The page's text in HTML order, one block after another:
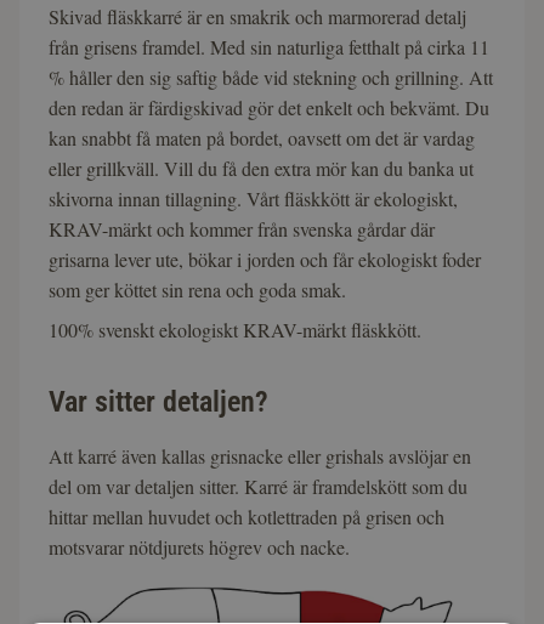
Skivad fläskkarré är en smakrik och marmorerad detalj
från grisens framdel. Med sin naturliga fetthalt på cirka 11
% håller den sig saftig både vid stekning och grillning. Att
den redan är färdigskivad gör det enkelt och bekvämt. Du
kan snabbt få maten på bordet, oavsett om det är vardag
eller grillkväll. Vill du få den extra mör kan du banka ut
skivorna innan tillagning. Vårt fläskkött är ekologiskt,
KRAV-märkt och kommer från svenska gårdar där
grisarna lever ute, bökar i jorden och får ekologiskt foder
som ger köttet sin rena och goda smak.
100% svenskt ekologiskt KRAV-märkt fläskkött.
Var sitter detaljen?
Att karré även kallas grisnacke eller grishals avslöjar en
del om var detaljen sitter. Karré är framdelskött som du
hittar mellan huvudet och kotlettraden på grisen och
motsvarar nötdjurets högrev och nacke.